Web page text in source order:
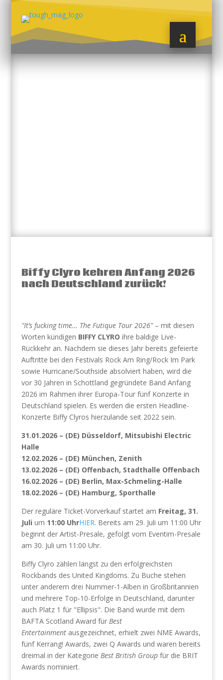
Biffy Clyro kehren Anfang 2026
nach Deutschland zurück!
"It’s fucking time… The Futique Tour 2026"– mit diesen
Worten kündigen BIFFY CLYRO ihre baldige Live-
Rückkehr an. Nachdem sie dieses Jahr bereits gefeierte
Auftritte bei den Festivals Rock Am Ring/Rock Im Park
sowie Hurricane/Southside absolviert haben, wird die
vor 30 Jahren in Schottland gegründete Band Anfang
2026 im Rahmen ihrer Europa-Tour fünf Konzerte in
Deutschland spielen. Es werden die ersten Headline-
Konzerte Biffy Clyros hierzulande seit 2022 sein.
31.01.2026 – (DE) Düsseldorf, Mitsubishi Electric
Halle
12.02.2026 – (DE) München, Zenith
13.02.2026 – (DE) Offenbach, Stadthalle Offenbach
16.02.2026 – (DE) Berlin, Max-Schmeling-Halle
18.02.2026 – (DE) Hamburg, Sporthalle
Der reguläre Ticket-Vorverkauf startet am Freitag, 31.
Juli um 11:00 UhrHIER. Bereits am 29. Juli um 11:00 Uhr
beginnt der Artist-Presale, gefolgt vom Eventim-Presale
am 30. Juli um 11:00 Uhr.
Biffy Clyro zählen längst zu den erfolgreichsten
Rockbands des United Kingdoms. Zu Buche stehen
unter anderem drei Nummer-1-Alben in Großbritannien
und mehrere Top-10-Erfolge in Deutschland, darunter
auch Platz 1 für "Ellipsis". Die Band wurde mit dem
BAFTA Scotland Award für Best
Entertainment ausgezeichnet, erhielt zwei NME Awards,
fünf Kerrang! Awards, zwei Q Awards und waren bereits
dreimal in der Kategorie Best British Groupfür die BRIT
Awards nominiert.